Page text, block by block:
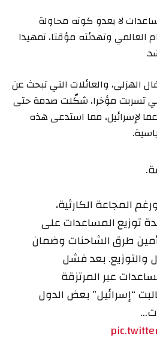
لا يعدو كونه محاولة
العالمي وتهدئته مؤقتا، تمهيدا
الهزلى، والعائلات التي تبحث عن
تسربت مؤخرا، شكّلت صدمة حتى
لإسرائيل، مما استدعى هذه
المجاعة الكارثية،
توزيع المساعدات على
طرق الشاحنات وضمان
والتوزيع. بعد فشل
عبر المرتزقة
“إسرائيل” بعض الدول